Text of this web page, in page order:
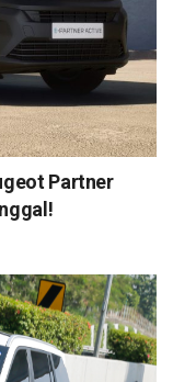
Partner